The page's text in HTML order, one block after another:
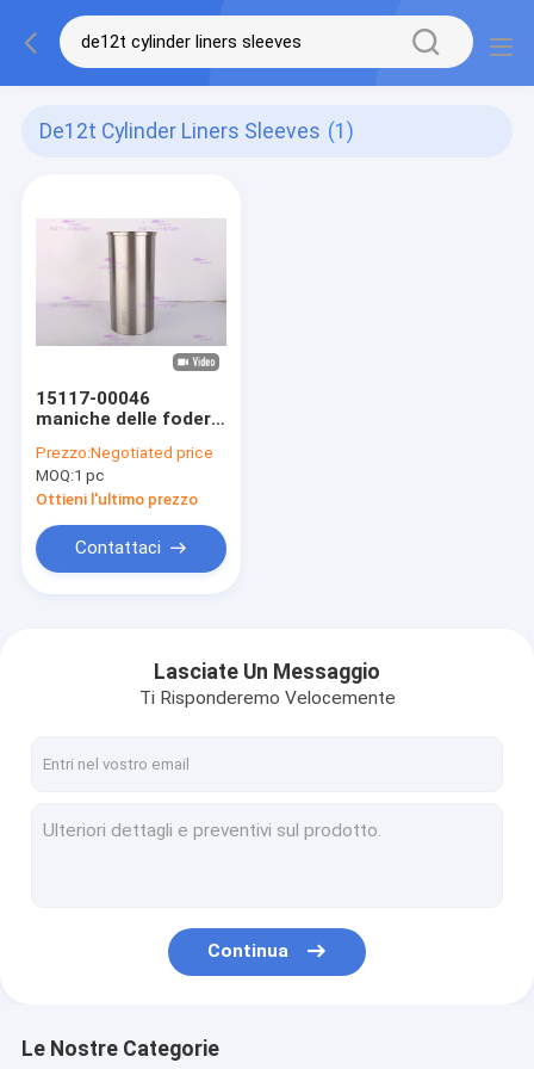
De12t Cylinder Liners Sleeves (1)
15117-00046
maniche delle fodere
MUDL0046 per
Doosan Engine
DE12T
Prezzo:Negotiated price
MOQ:1 pc
Ottieni l'ultimo prezzo
Contattaci
Lasciate Un Messaggio
Ti Risponderemo Velocemente
Continua
Le Nostre Categorie